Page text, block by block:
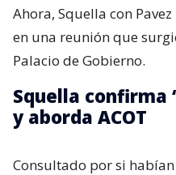
Ahora, Squella con
en una reunión que
Palacio de Gobierno.
Squella confirma
y aborda ACOT
Consultado por si habían